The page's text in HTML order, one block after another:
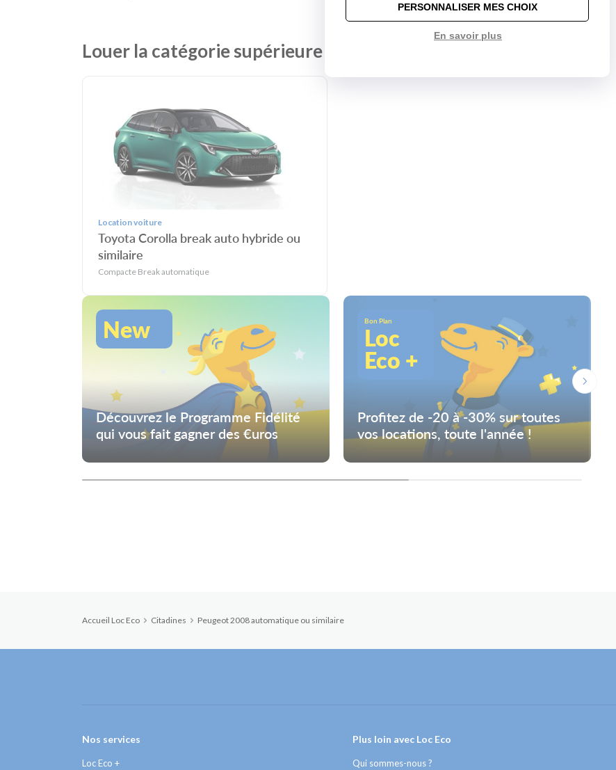
Louer la catégorie supérieure
Location voiture
Toyota Corolla break auto hybride ou
similaire
Compacte Break automatique
New
Découvrez le Programme Fidélité
qui vous fait gagner des €uros
Bon Plan
Loc
Eco +
Profitez de -20 à -30% sur toutes
vos locations, toute l'année !
Accueil Loc Eco Citadines Peugeot 2008 automatique ou similaire
Nos services
Loc Eco +
Plus loin avec Loc Eco
Qui sommes-nous ?
PERSONNALISER MES CHOIX
En savoir plus